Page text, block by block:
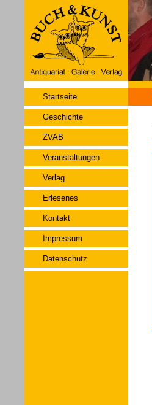
Startseite
Geschichte
ZVAB
Veranstaltungen
Verlag
Erlesenes
Kontakt
Impressum
Datenschutz